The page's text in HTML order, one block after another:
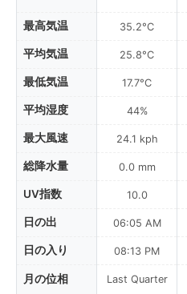
最高気温
平均気温
最低気温
平均湿度
最大風速
総降水量
UV指数
日の出
日の入り
月の位相
35.2°C
25.8°C
17.7°C
44%
24.1 kph
0.0 mm
10.0
06:05 AM
08:13 PM
Last Quarter